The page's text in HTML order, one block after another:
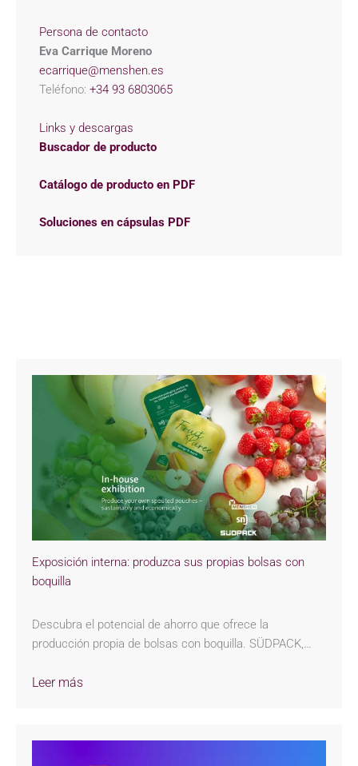
Persona de contacto
Eva Carrique Moreno
ecarrique@menshen.es
Teléfono:+34 93 6803065
Links y descargas
Buscador de producto
Catálogo de producto en PDF
Soluciones en cápsulas PDF
Exposición interna: produzca sus propias bolsas con
boquilla
Descubra el potencial de ahorro que ofrece la
producción propia de bolsas con boquilla. SÜDPACK,…
Leer más